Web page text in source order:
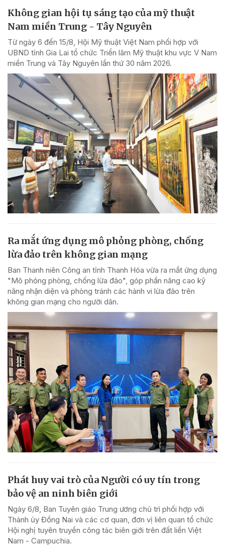
Không gian hội tụ sáng tạo của mỹ thuật
Nam miền Trung - Tây Nguyên
Từ ngày 6 đến 15/8, Hội Mỹ thuật Việt Nam phối hợp với
UBND tỉnh Gia Lai tổ chức Triển lãm Mỹ thuật khu vực V Nam
miền Trung và Tây Nguyên lần thứ 30 năm 2026.
Ra mắt ứng dụng mô phỏng phòng, chống
lừa đảo trên không gian mạng
Ban Thanh niên Công an tỉnh Thanh Hóa vừa ra mắt ứng dụng
"Mô phỏng phòng, chống lừa đảo", góp phần nâng cao kỹ
năng nhận diện và phòng tránh các hành vi lừa đảo trên
không gian mạng cho người dân.
Phát huy vai trò của Người có uy tín trong
bảo vệ an ninh biên giới
Ngày 6/8, Ban Tuyên giáo Trung ương chủ trì phối hợp với
Thành ủy Đồng Nai và các cơ quan, đơn vị liên quan tổ chức
Hội nghị tuyên truyền công tác biên giới trên đất liền Việt
Nam - Campuchia.